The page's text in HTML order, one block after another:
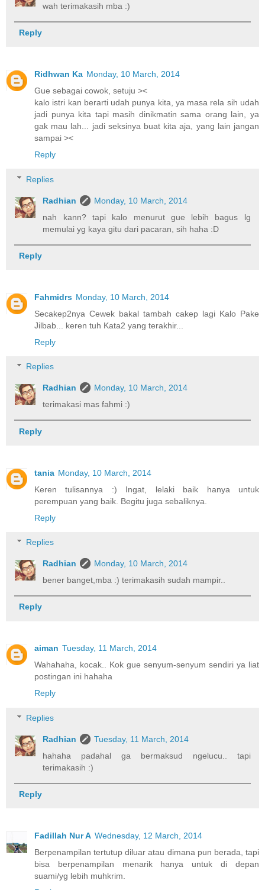
wah terimakasih mba :)
Reply
Ridhwan Ka Monday, 10 March, 2014
Gue sebagai cowok, setuju ><
kalo istri kan berarti udah punya kita, ya masa rela sih udah
jadi punya kita tapi masih dinikmatin sama orang lain, ya
gak mau lah... jadi seksinya buat kita aja, yang lain jangan
sampai ><
Reply
Replies
Radhian
Monday, 10 March, 2014
nah kann? tapi kalo menurut gue lebih bagus lg
memulai yg kaya gitu dari pacaran, sih haha :D
Reply
Fahmidrs Monday, 10 March, 2014
Secakep2nya Cewek bakal tambah cakep lagi Kalo Pake
Jilbab... keren tuh Kata2 yang terakhir...
Reply
Replies
Radhian
Monday, 10 March, 2014
terimakasi mas fahmi :)
Reply
tania Monday, 10 March, 2014
Keren tulisannya :) Ingat, lelaki baik hanya untuk
perempuan yang baik. Begitu juga sebaliknya.
Reply
Replies
Radhian
Monday, 10 March, 2014
bener banget,mba :) terimakasih sudah mampir..
Reply
aiman Tuesday, 11 March, 2014
Wahahaha, kocak.. Kok gue senyum-senyum sendiri ya liat
postingan ini hahaha
Reply
Replies
Radhian
Tuesday, 11 March, 2014
hahaha padahal ga bermaksud ngelucu.. tapi
terimakasih :)
Reply
Fadillah Nur A Wednesday, 12 March, 2014
Berpenampilan tertutup diluar atau dimana pun berada, tapi
bisa berpenampilan menarik hanya untuk di depan
suami/yg lebih muhkrim.